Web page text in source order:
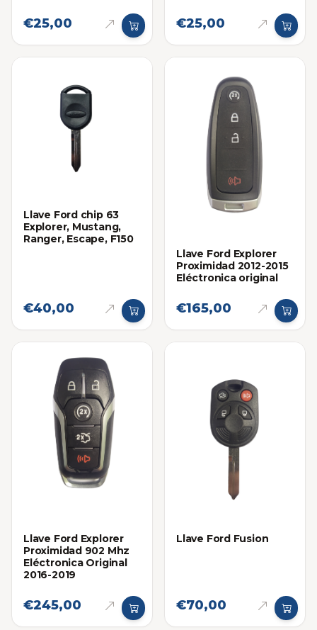
€25,00 €25,00
Llave Ford chip 63
Explorer, Mustang,
Ranger, Escape, F150
€40,00
Llave Ford Explorer
Proximidad 2012-2015
Eléctronica original
€165,00
Llave Ford Explorer
Proximidad 902 Mhz
Eléctronica Original
2016-2019
€245,00
Llave Ford Fusion
€70,00